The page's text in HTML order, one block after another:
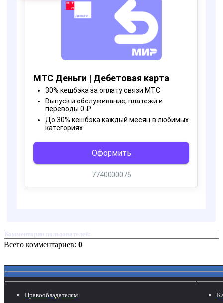
Комментарии пользователей:
Всего комментариев: 0
Правообладателям